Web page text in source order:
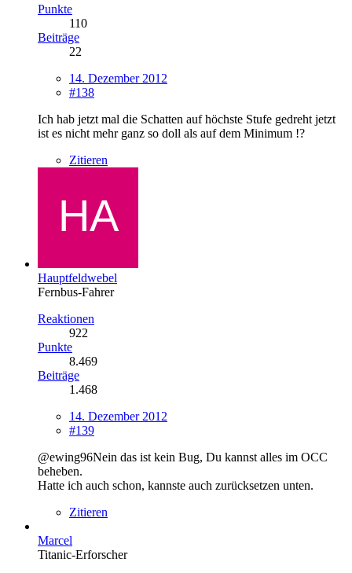
Punkte
110
Beiträge
22
14. Dezember 2012
#138
Ich hab jetzt mal die Schatten auf höchste Stufe gedreht jetzt
ist es nicht mehr ganz so doll als auf dem Minimum !?
Zitieren
Hauptfeldwebel
Fernbus-Fahrer
Reaktionen
922
Punkte
8.469
Beiträge
1.468
14. Dezember 2012
#139
@ewing96Nein das ist kein Bug, Du kannst alles im OCC
beheben.
Hatte ich auch schon, kannste auch zurücksetzen unten.
Zitieren
Marcel
Titanic-Erforscher